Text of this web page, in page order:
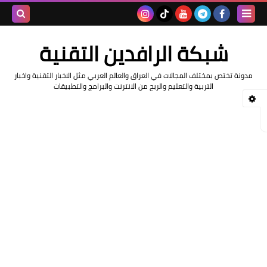
شبكة الرافدين التقنية
مدونة تختص بمختلف المجالات في العراق والعالم العربي مثل الاخبار التقنية واخبار
التربية والتعليم والربح من الانترنت والبرامج والتطبيقات